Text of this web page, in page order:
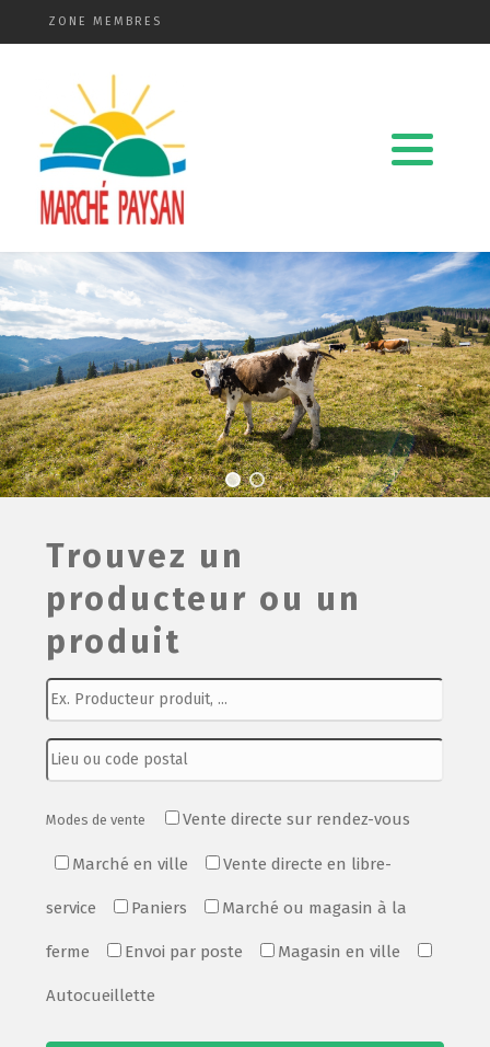
ZONE MEMBRES
Trouvez un
producteur ou un
produit
Modes de vente Vente directe sur rendez-vous
Marché en ville Vente directe en libre-
service Paniers Marché ou magasin à la
ferme Envoi par poste Magasin en ville
Autocueillette
Qui sommes-nous ?
La charte
Le comité
Le matériel membres
Devenir membre
Revue de presse
Guide de la vente directe
Film de présentation
Fête Marché Paysan